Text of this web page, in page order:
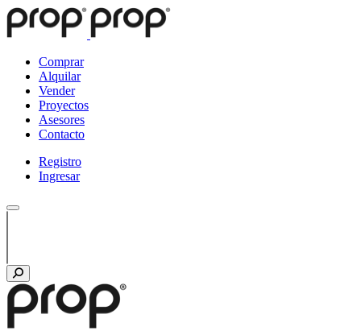
Comprar
Alquilar
Vender
Proyectos
Asesores
Contacto
Registro
Ingresar